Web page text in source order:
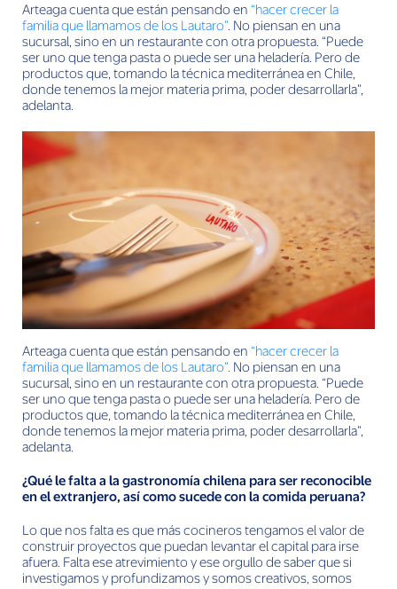
Arteaga cuenta que están pensando en “hacer crecer la
familia que llamamos de los Lautaro” . No piensan en una
sucursal, sino en un restaurante con otra propuesta. “Puede
ser uno que tenga pasta o puede ser una heladería. Pero de
productos que, tomando la técnica mediterránea en Chile,
donde tenemos la mejor materia prima, poder desarrollarla”,
adelanta.
Arteaga cuenta que están pensando en “hacer crecer la
familia que llamamos de los Lautaro”. No piensan en una
sucursal, sino en un restaurante con otra propuesta. “Puede
ser uno que tenga pasta o puede ser una heladería. Pero de
productos que, tomando la técnica mediterránea en Chile,
donde tenemos la mejor materia prima, poder desarrollarla”,
adelanta.
¿Qué le falta a la gastronomía chilena para ser reconocible
en el extranjero, así como sucede con la comida peruana?
Lo que nos falta es que más cocineros tengamos el valor de
construir proyectos que puedan levantar el capital para irse
afuera. Falta ese atrevimiento y ese orgullo de saber que si
investigamos y profundizamos y somos creativos, somos